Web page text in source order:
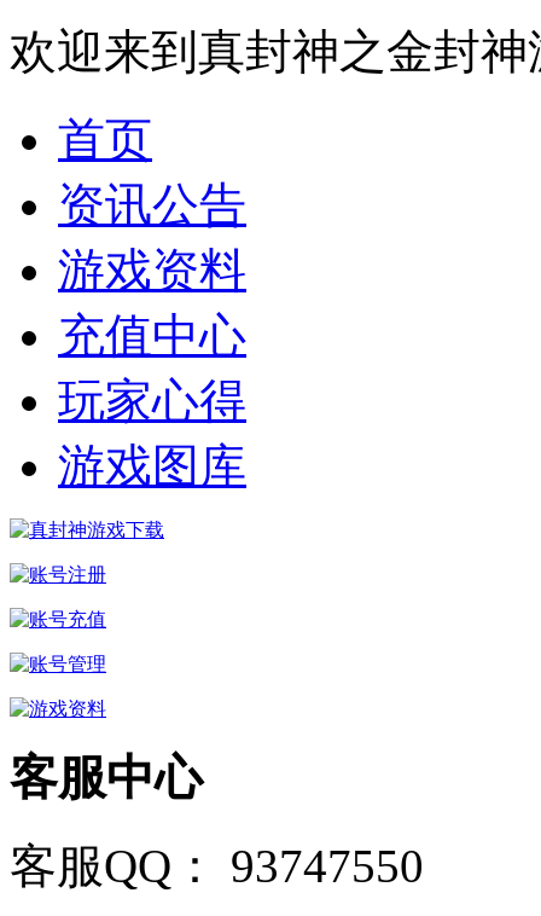
欢迎来到真封神之金封
首页
资讯公告
游戏资料
充值中心
玩家心得
游戏图库
客服中心
客服QQ： 93747550